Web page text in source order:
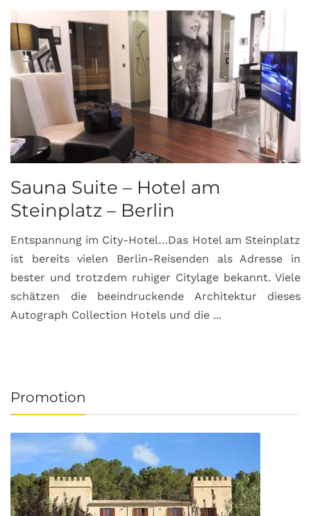
Sauna Suite – Hotel am
Steinplatz – Berlin
Entspannung im City-Hotel…Das Hotel am Steinplatz
ist bereits vielen Berlin-Reisenden als Adresse in
bester und trotzdem ruhiger Citylage bekannt. Viele
schätzen die beeindruckende Architektur dieses
Autograph Collection Hotels und die ...
Promotion